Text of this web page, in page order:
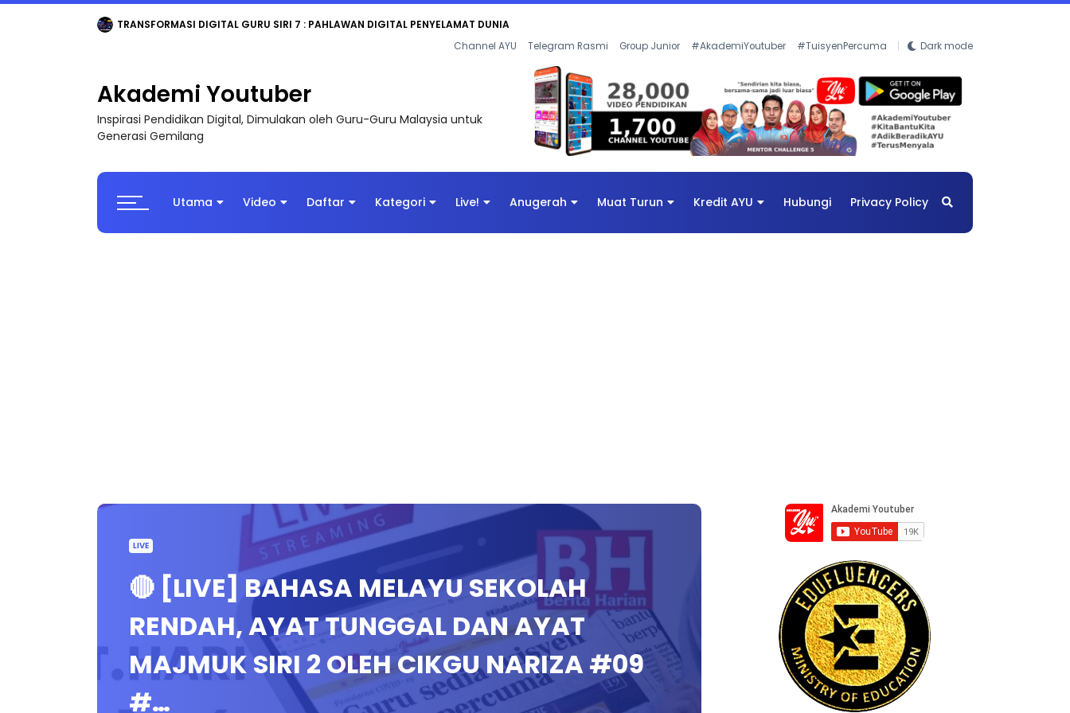
TRANSFORMASI DIGITAL GURU SIRI 7 : PAHLAWAN DIGITAL PENYELAMAT DUNIA
Channel AYU Telegram Rasmi Group Junior #AkademiYoutuber #TuisyenPercuma Dark mode
Akademi Youtuber
Inspirasi Pendidikan Digital, Dimulakan oleh Guru-Guru Malaysia untuk
Generasi Gemilang
Utama Video Daftar Kategori Live! Anugerah Muat Turun Kredit AYU Hubungi Privacy Policy
LIVE
🔴 [LIVE] BAHASA MELAYU SEKOLAH
RENDAH, AYAT TUNGGAL DAN AYAT
MAJMUK SIRI 2 OLEH CIKGU NARIZA #09
#…